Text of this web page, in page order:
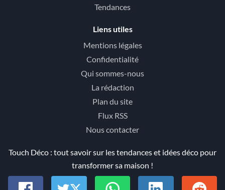
Tendances
Liens utiles
Mentions légales
Confidentialité
Qui sommes-nous
La rédaction
Plan du site
Flux RSS
Nous contacter
Touch Déco : tout savoir sur les tendances et idées déco pour
transformer sa maison !